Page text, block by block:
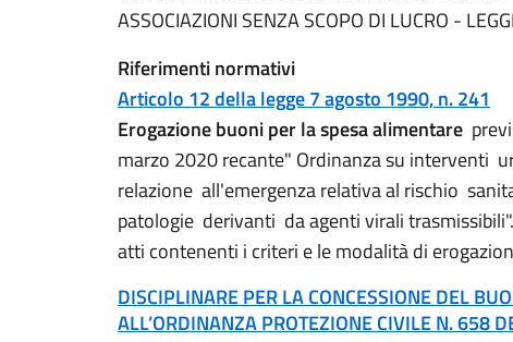
ASSOCIAZIONI SENZA SCOPO DI LUCRO -
Riferimenti normativi
Articolo 12 della legge 7 agosto 1990, n. 241
Erogazione buoni per la spesa alimentare
marzo 2020 recante" Ordinanza su interventi
relazione all'emergenza relativa al rischio
patologie derivanti da agenti virali
atti contenenti i criteri e le modalità di
DISCIPLINARE PER LA CONCESSIONE DEL
ALL’ORDINANZA PROTEZIONE CIVILE N. 658